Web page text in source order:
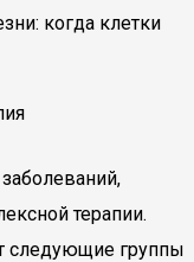
когда клетки
заболеваний,
терапии.
следующие группы